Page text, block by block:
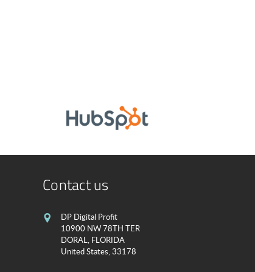
Contact us
DP Digital Profit
10900 NW 78TH TER
DORAL, FLORIDA
United States, 33178